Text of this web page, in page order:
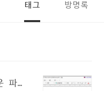
태그 방명록
선택한 특정 구간만 새로운 파일로 저장하는 함수 만들기